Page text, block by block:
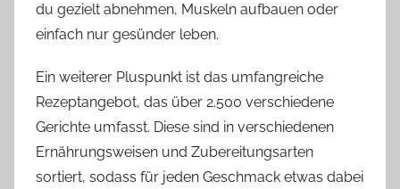
du gezielt abnehmen, Muskeln aufbauen oder
einfach nur gesünder leben.
Ein weiterer Pluspunkt ist das umfangreiche
Rezeptangebot, das über 2.500 verschiedene
Gerichte umfasst. Diese sind in verschiedenen
Ernährungsweisen und Zubereitungsarten
sortiert, sodass für jeden Geschmack etwas dabei